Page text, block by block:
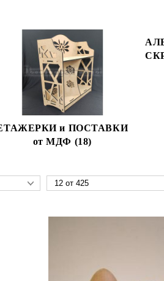
и ПОСТАВКИ
от МДФ (18)